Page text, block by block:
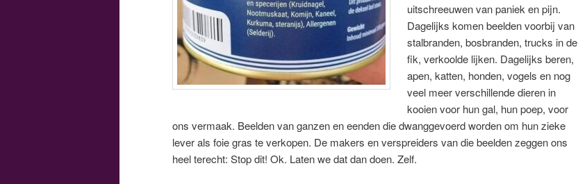
uitschreeuwen van paniek en pijn.
Dagelijks komen beelden voorbij van
stalbranden, bosbranden, trucks in de
fik, verkoolde lijken. Dagelijks beren,
apen, katten, honden, vogels en nog
veel meer verschillende dieren in
kooien voor hun gal, hun poep, voor
ons vermaak. Beelden van ganzen en eenden die dwanggevoerd worden om hun zieke
lever als foie gras te verkopen. De makers en verspreiders van die beelden zeggen ons
heel terecht: Stop dit! Ok. Laten we dat dan doen. Zelf.